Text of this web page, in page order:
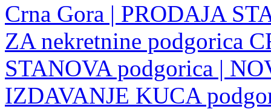
Crna Gora | PRODAJA
ZA nekretnine podgorica
STANOVA podgorica |
IZDAVANJE KUCA